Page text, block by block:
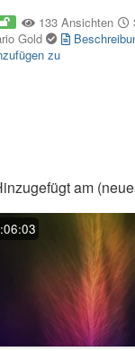
133 Ansichten
Gold
zu
am